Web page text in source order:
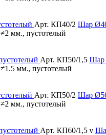
Арт. КП40/2 Шар
мм., пустотелый
Арт. КП50/1,5 Шар
мм., пустотелый
Арт. КП50/2 Шар
мм., пустотелый
Арт. КП60/1,5 v